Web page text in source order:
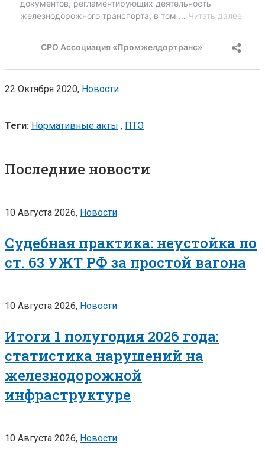
22 Октября 2020, Новости
Теги: Нормативные акты , ПТЭ
Последние новости
10 Августа 2026, Новости
Судебная практика: неустойка по
ст. 63 УЖТ РФ за простой вагона
10 Августа 2026, Новости
Итоги 1 полугодия 2026 года:
статистика нарушений на
железнодорожной
инфраструктуре
10 Августа 2026, Новости